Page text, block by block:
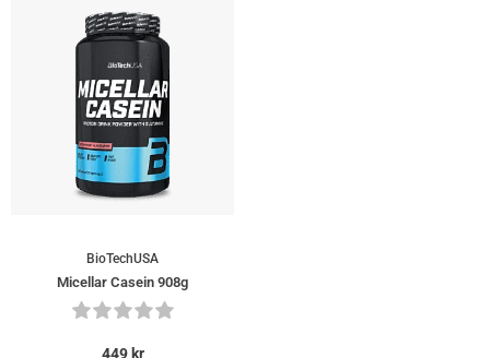
BioTechUSA
Micellar Casein 908g
449 kr